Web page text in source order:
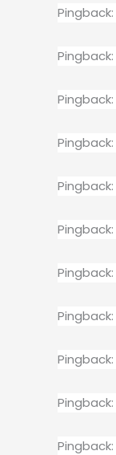
Pingback:
Pingback:
Pingback:
Pingback:
Pingback:
Pingback:
Pingback:
Pingback:
Pingback:
Pingback:
Pingback: